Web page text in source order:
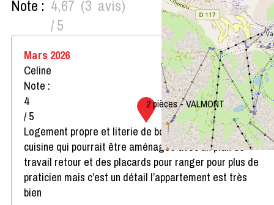
2 pièces - VALMONT
Note : 4,67
/ 5
(3 avis)
Mars 2026
Celine
Note :
4
/ 5
Logement propre et literie de bonne qualité. Juste la
cuisine qui pourrait être aménagée avec un plan de
travail retour et des placards pour ranger pour plus de
praticien mais c’est un détail l’appartement est très
bien